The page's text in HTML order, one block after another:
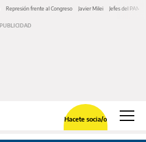
Represión frente al Congreso Javier Milei Jefes del PAMI
Hacete socia/o